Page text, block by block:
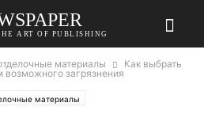
ART OF PUBLISHING
материалы
Как выбрать
возможного загрязнения
материалы